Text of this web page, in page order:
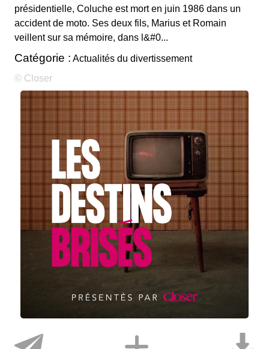
présidentielle, Coluche est mort en juin 1986 dans un
accident de moto. Ses deux fils, Marius et Romain
veillent sur sa mémoire, dans l&#0...
Catégorie : Actualités du divertissement
© Closer